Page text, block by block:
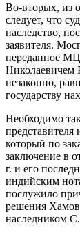
Во-вторых, из
следует, что
наследство,
заявителя.
переданное
Николаевичем
незаконно,
государству
Необходимо
который по
заключение в
г. и его
индийским
послужило
решения
наследником